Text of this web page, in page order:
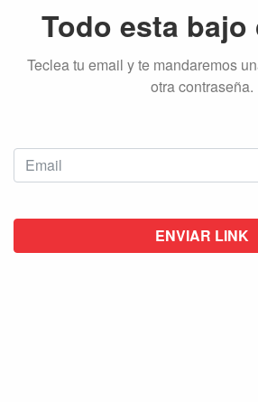
Todo esta
Teclea tu email y te mandaremos
otra contraseña.
ENVIAR LINK